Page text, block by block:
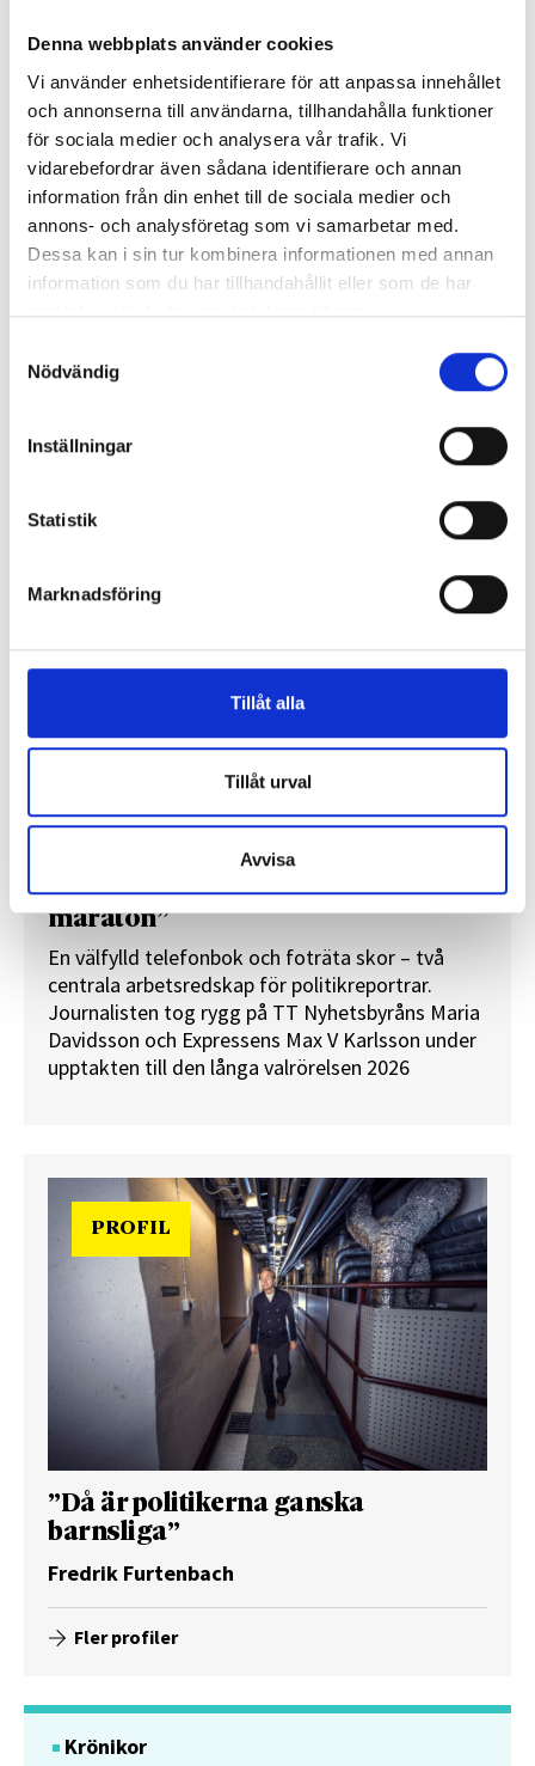
Denna webbplats använder cookies
Vi använder enhetsidentifierare för att anpassa innehållet
och annonserna till användarna, tillhandahålla funktioner
för sociala medier och analysera vår trafik. Vi
vidarebefordrar även sådana identifierare och annan
information från din enhet till de sociala medier och
annons- och analysföretag som vi samarbetar med.
Dessa kan i sin tur kombinera informationen med annan
information som du har tillhandahållit eller som de har
samlat in när du har använt deras tjänster.
Nödvändig
Inställningar
Statistik
Marknadsföring
Tillåt alla
Tillåt urval
Avvisa
chefredaktörerna
REPORTAGE
”Valåret känns som att sprinta ett
maraton”
En välfylld telefonbok och foträta skor – två
centrala arbetsredskap för politikreportrar.
Journalisten tog rygg på TT Nyhetsbyråns Maria
Davidsson och Expressens Max V Karlsson under
upptakten till den långa valrörelsen 2026
PROFIL
”Då är politikerna ganska
barnsliga”
Fredrik Furtenbach
Fler profiler
Krönikor